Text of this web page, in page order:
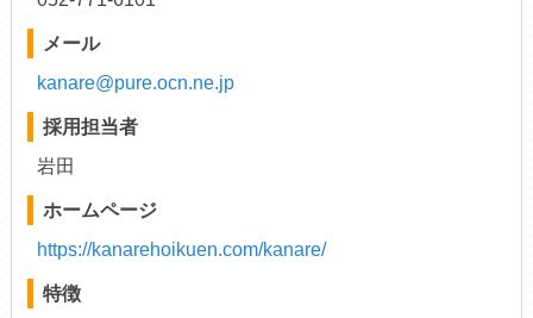
メール
kanare@pure.ocn.ne.jp
採用担当者
岩田
ホームページ
https://kanarehoikuen.com/kanare/
特徴